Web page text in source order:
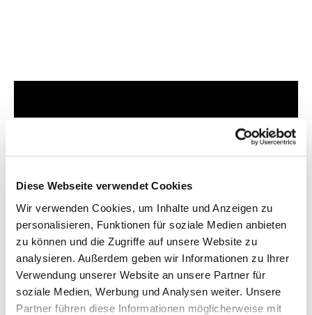
Diese Webseite verwendet Cookies
Wir verwenden Cookies, um Inhalte und Anzeigen zu
personalisieren, Funktionen für soziale Medien anbieten
zu können und die Zugriffe auf unsere Website zu
analysieren. Außerdem geben wir Informationen zu Ihrer
Verwendung unserer Website an unsere Partner für
soziale Medien, Werbung und Analysen weiter. Unsere
Partner führen diese Informationen möglicherweise mit
Dies könnte Sie auch